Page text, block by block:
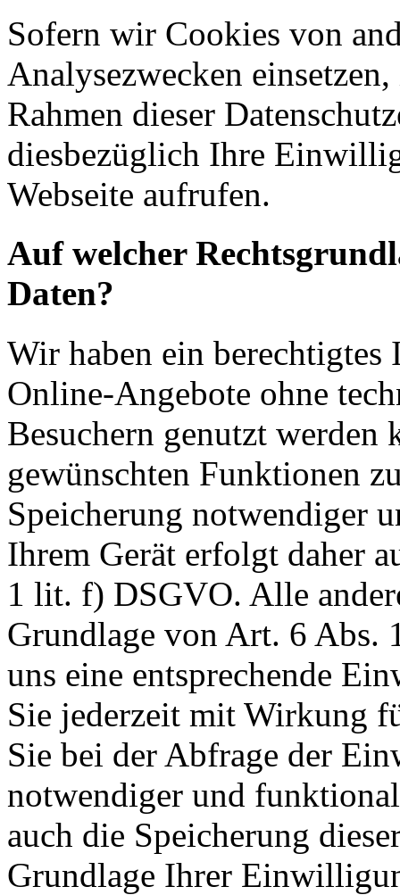
Sofern wir Cookies von
Analysezwecken
Rahmen dieser
diesbezüglich Ihre
Webseite aufrufen.
Auf welcher
Daten?
Wir haben ein berechtigtes
Online-Angebote ohne
Besuchern genutzt werden
gewünschten Funktionen
Speicherung notwendiger
Ihrem Gerät erfolgt daher
1 lit. f) DSGVO. Alle
Grundlage von Art. 6 Abs.
uns eine entsprechende
Sie jederzeit mit Wirkung
Sie bei der Abfrage der
notwendiger und
auch die Speicherung
Grundlage Ihrer